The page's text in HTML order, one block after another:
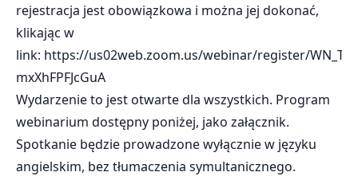
rejestracja jest obowiązkowa i można jej dokonać,
klikając w
link: https://us02web.zoom.us/webinar/register/
mxXhFPFJcGuA
Wydarzenie to jest otwarte dla wszystkich. Program
webinarium dostępny poniżej, jako załącznik.
Spotkanie będzie prowadzone wyłącznie w języku
angielskim, bez tłumaczenia symultanicznego.